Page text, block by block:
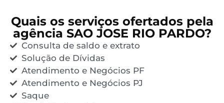
Quais os serviços ofertados pela
agência SAO JOSE RIO PARDO?
Consulta de saldo e extrato
Solução de Dívidas
Atendimento e Negócios PF
Atendimento e Negócios PJ
Saque